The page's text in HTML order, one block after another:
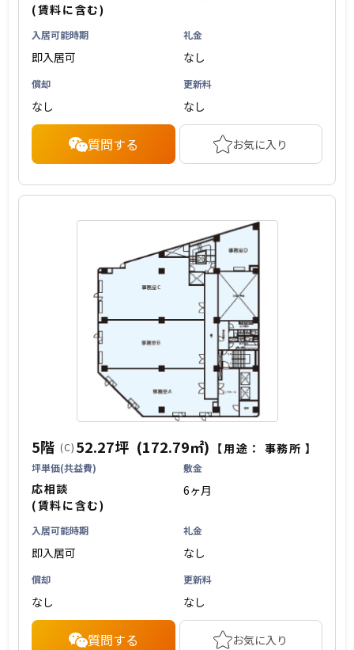
(賃料に含む)
入居可能時期
即入居可
礼金
なし
償却
なし
更新料
なし
質問する お気に入り
5階 (C) 52.27坪 (172.79㎡) 【用途： 事務所 】
坪単価(共益費)
応相談
(賃料に含む)
敷金
6ヶ月
入居可能時期
即入居可
礼金
なし
償却
なし
更新料
なし
質問する お気に入り